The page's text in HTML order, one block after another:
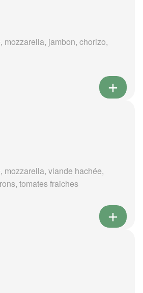
mozzarella, jambon, chorizo,
mozzarella, viande hachée,
tomates fraiches